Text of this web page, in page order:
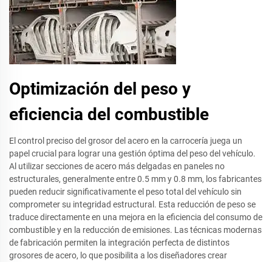
Optimización del peso y
eficiencia del combustible
El control preciso del grosor del acero en la carrocería juega un
papel crucial para lograr una gestión óptima del peso del vehículo.
Al utilizar secciones de acero más delgadas en paneles no
estructurales, generalmente entre 0.5 mm y 0.8 mm, los fabricantes
pueden reducir significativamente el peso total del vehículo sin
comprometer su integridad estructural. Esta reducción de peso se
traduce directamente en una mejora en la eficiencia del consumo de
combustible y en la reducción de emisiones. Las técnicas modernas
de fabricación permiten la integración perfecta de distintos
grosores de acero, lo que posibilita a los diseñadores crear